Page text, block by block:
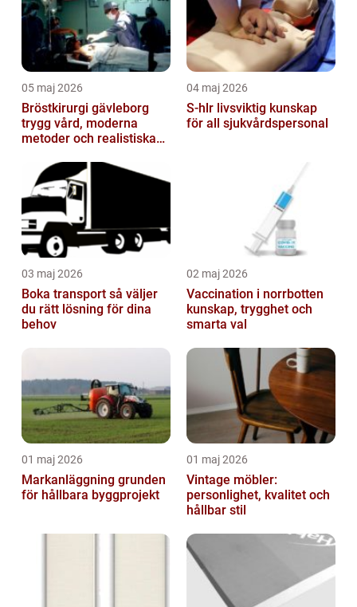
05 maj 2026
Bröstkirurgi gävleborg
trygg vård, moderna
metoder och realistiska
04 maj 2026
S-hlr livsviktig kunskap
för all sjukvårdspersonal
03 maj 2026
Boka transport så väljer
du rätt lösning för dina
behov
02 maj 2026
Vaccination i norrbotten
kunskap, trygghet och
smarta val
01 maj 2026
Markanläggning grunden
för hållbara byggprojekt
01 maj 2026
Vintage möbler:
personlighet, kvalitet och
hållbar stil